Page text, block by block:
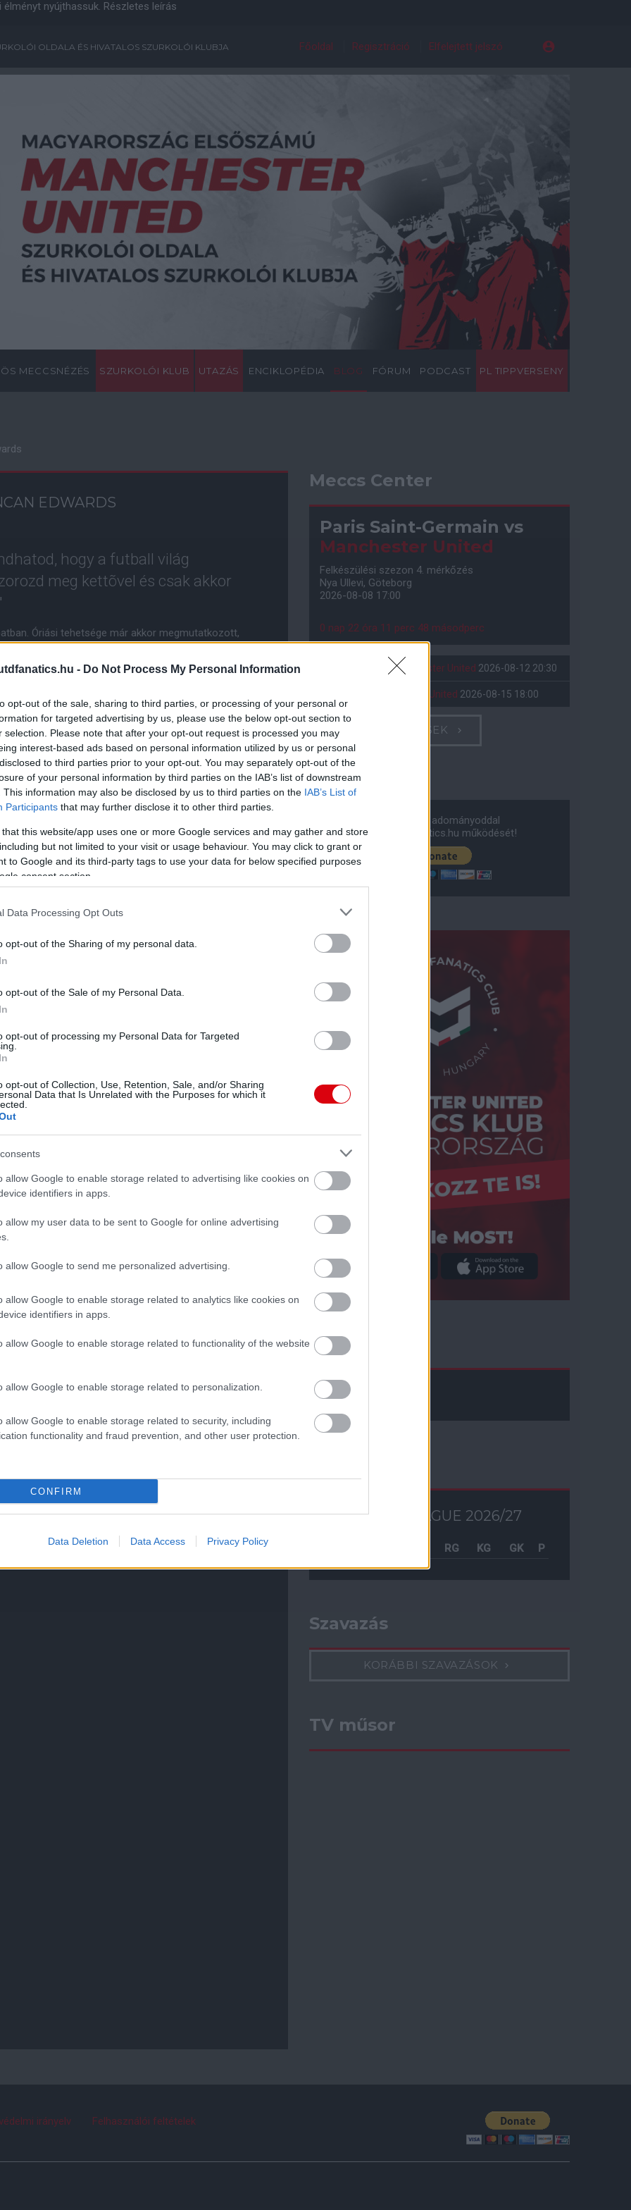
- Do Not Process My Personal Information
opt-out of the sale, sharing to third parties, or processing of your personal or
for targeted advertising by us, please use the below opt-out section to
selection. Please note that after your opt-out request is processed you may
interest-based ads based on personal information utilized by us or personal
to third parties prior to your opt-out. You may separately opt-out of the
of your personal information by third parties on the IAB’s list of downstream
This information may also be disclosed by us to third parties on the IAB’s List of
Participants that may further disclose it to other third parties.
that this website/app uses one or more Google services and may gather and store
but not limited to your visit or usage behaviour. You may click to grant or
to Google and its third-party tags to use your data for below specified purposes
consent section.
Data Processing Opt Outs
opt-out of the Sharing of my personal data.
opt-out of the Sale of my Personal Data.
opt-out of processing my Personal Data for Targeted
opt-out of Collection, Use, Retention, Sale, and/or Sharing
Data that Is Unrelated with the Purposes for which it
allow Google to enable storage related to advertising like cookies on
identifiers in apps.
allow my user data to be sent to Google for online advertising
allow Google to send me personalized advertising.
allow Google to enable storage related to analytics like cookies on
identifiers in apps.
allow Google to enable storage related to functionality of the website
allow Google to enable storage related to personalization.
allow Google to enable storage related to security, including
functionality and fraud prevention, and other user protection.
CONFIRM
Data Deletion Data Access Privacy Policy
nyújthassuk. Részletes leírás
OLDALA ÉS HIVATALOS SZURKOLÓI KLUBJA Főoldal Regisztráció Elfelejtett jelszó
MECCSNÉZÉS SZURKOLÓI KLUB UTAZÁS ENCIKLOPÉDIA BLOG FÓRUM PODCAST PL TIPPVERSENY
EDWARDS
hogy a futball világ
meg kettõvel és csak akkor
Óriási tehetsége már akkor megmutatkozott,
társait a legjobb trükkökre. Szervezte a játékot
azt mondta Duncanról: "Épp most találtam meg a
"Játszani a Wembleyben" címmel. Kívánsága
1951. áprilisában, egy nemzetközi iskolai
Egy megfigyelõ azt mondta róla: "Van
Albion és a Birmingham City is vágyakozott az
személyes látogatást tett az amatõr klubban és
United a világ legnagyobb klubja, bármit
nem tudott drága játékosokat vásárolni. Busby és
és nevelik ki a jövõ csillagait. Duncan
volt az elsõ játékos Angliában, akinek a nevével
segíthette a klubbot.
így ráragasztották a "Manboy" becenevet.
a Football League-ben 1953. április 4-én
írt alá a 17. születésnapján, s az 1953/54-
számítottak rá, de bármely poszton képes
száz százaléknál kevesebbet. A pályán
iránti elkötelezettségével az életben.
véget. Mindössze 4 év 8 hónapig ragyoghatott
szenvedett. Összeesett tüdõ, vese sérülés,
és súlyos belsõ sérülés volt a diagnózis. A
február 21-én belehalt sérüléseibe.
ember állt némán a szakadó esõben.
alatt nyújthatott - hagyott az utókorra egy
meg, Tackle Soccer This Way címmel, ez
Dudleyrõl, még most is elakad a lélegzetem, ha
ember, igazi jó barát, szerény és
amit ember tehet. Fényes karrier,
Tehetsége úgy tündökölt, mint a
még ma is az õ elvesztését a legnehezebb
Meccs Center
Paris Saint-Germain vs
Manchester United
Felkészülési szezon 4. mérkőzés
Nya Ullevi, Göteborg
2026-08-08 17:00
0 nap 22 óra 11 perc 47 másodperc
vsManchester United 2026-08-12 20:30
Manchester United 2026-08-15 18:00
ELŐZŐ MÉRKŐZÉSEK
Támogatás
Támogasd adományoddal
a ManUtdFanatics.hu működését!
Facebook
PREMIER LEAGUE 2026/27
RG KG GK P
Szavazás
KORÁBBI SZAVAZÁSOK
TV műsor
irányelv Felhasználói feltételek